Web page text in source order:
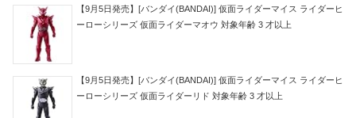
【9月5日発売】[バンダイ(BANDAI)] 仮面ライダーマイス ライダーヒ
ーローシリーズ 仮面ライダーマオウ 対象年齢 3 才以上
【9月5日発売】[バンダイ(BANDAI)] 仮面ライダーマイス ライダーヒ
ーローシリーズ 仮面ライダーリド 対象年齢 3 才以上